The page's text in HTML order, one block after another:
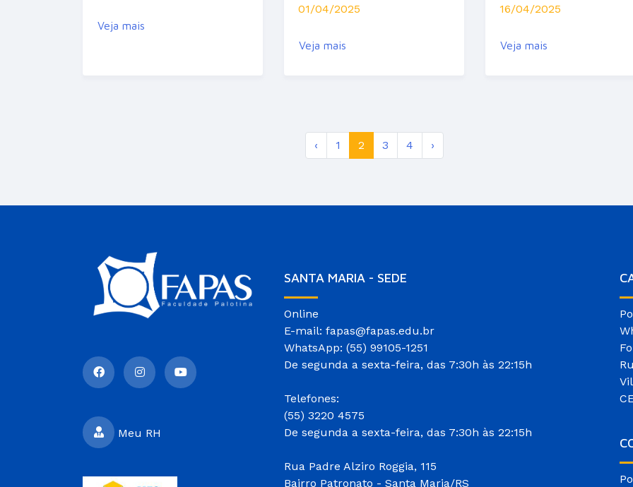
Veja mais
01/04/2025
Veja mais
16/04/2025
Veja mais
‹ 1 2 3 4 ›
Meu RH
SANTA MARIA - SEDE
Online
E-mail: fapas@fapas.edu.br
WhatsApp: (55) 99105-1251
De segunda a sexta-feira, das 7:30h às 22:15h
Telefones:
(55) 3220 4575
De segunda a sexta-feira, das 7:30h às 22:15h
Rua Padre Alziro Roggia, 115
Bairro Patronato - Santa Maria/RS